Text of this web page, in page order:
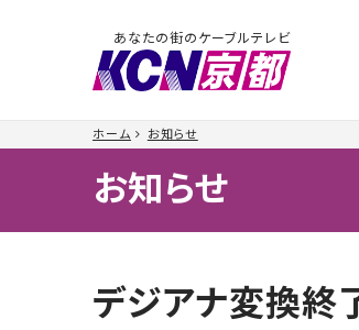
あなたの街のケーブルテレビ
ホーム お知らせ
お知らせ
デジアナ変換終